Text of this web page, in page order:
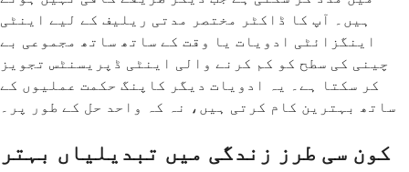
ہیں۔ آپ کا ڈاکٹر مختصر مدتی ریلیف کے لیے اینٹی
اینگزائٹی ادویات یا وقت کے ساتھ ساتھ مجموعی بے
چینی کی سطح کو کم کرنے والی اینٹی ڈپریسنٹس تجویز
کر سکتا ہے۔ یہ ادویات دیگر کاپنگ حکمت عملیوں کے
ساتھ بہترین کام کرتی ہیں، نہ کہ واحد حل کے طور پر۔
کون سی طرز زندگی میں تبدیلیاں بہتر